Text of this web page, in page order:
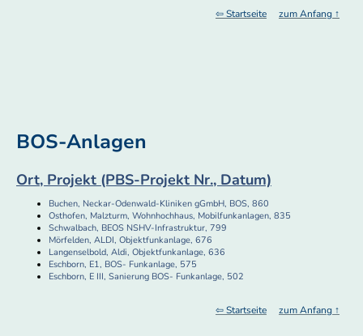
⇦ Startseite zum Anfang ↑
BOS-Anlagen
Ort, Projekt (PBS-Projekt Nr., Datum)
Buchen, Neckar-Odenwald-Kliniken gGmbH, BOS, 860
Osthofen, Malzturm, Wohnhochhaus, Mobilfunkanlagen, 835
Schwalbach, BEOS NSHV-Infrastruktur, 799
Mörfelden, ALDI, Objektfunkanlage, 676
Langenselbold, Aldi, Objektfunkanlage, 636
Eschborn, E1, BOS- Funkanlage, 575
Eschborn, E III, Sanierung BOS- Funkanlage, 502
⇦ Startseite zum Anfang ↑